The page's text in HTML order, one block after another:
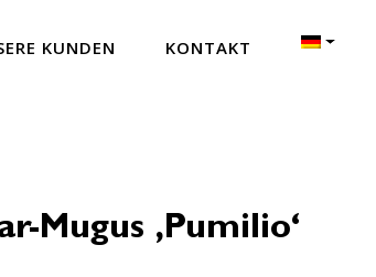
KUNDEN KONTAKT
Mugus ‚Pumilio‘